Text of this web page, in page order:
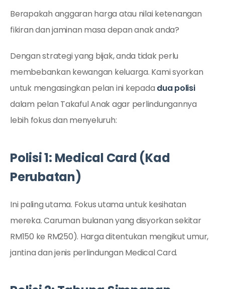
Berapakah anggaran harga atau nilai ketenangan
fikiran dan jaminan masa depan anak anda?
Dengan strategi yang bijak, anda tidak perlu
membebankan kewangan keluarga. Kami syorkan
untuk mengasingkan pelan ini kepada dua polisi
dalam pelan Takaful Anak agar perlindungannya
lebih fokus dan menyeluruh:
Polisi 1: Medical Card (Kad
Perubatan)
Ini paling utama. Fokus utama untuk kesihatan
mereka. Caruman bulanan yang disyorkan sekitar
RM150 ke RM250). Harga ditentukan mengikut umur,
jantina dan jenis perlindungan Medical Card.